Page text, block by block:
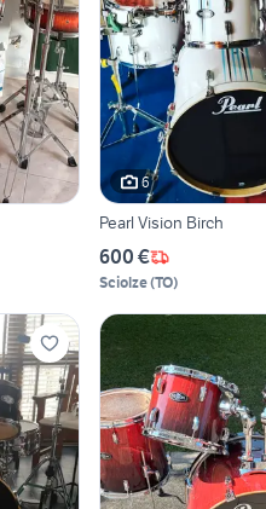
6
Pearl Vision Birch
600 €
Sciolze(TO)